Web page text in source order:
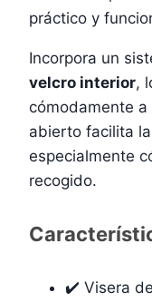
práctico y
Incorpora un
velcro interior,
cómodamente
abierto facilita
especialmente
recogido.
✔️ Visera